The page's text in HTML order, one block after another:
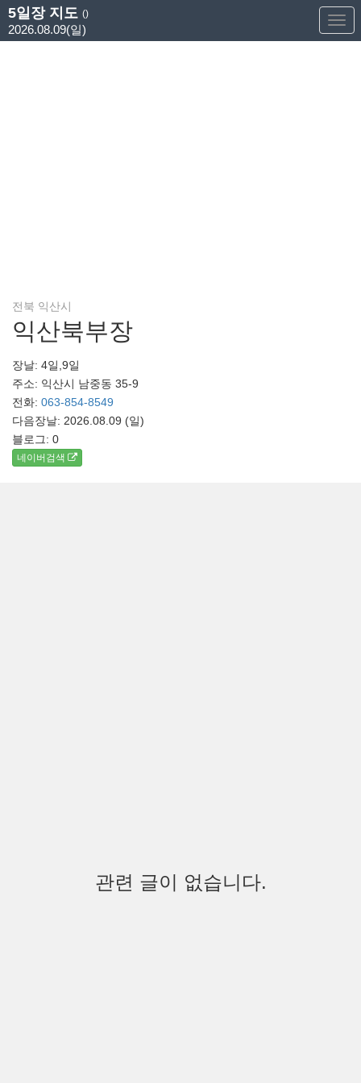
5일장 지도 ()
2026.08.09(일)
전북 익산시
익산북부장
장날: 4일,9일
주소: 익산시 남중동 35-9
전화: 063-854-8549
다음장날: 2026.08.09 (일)
블로그: 0
네이버검색
관련 글이 없습니다.